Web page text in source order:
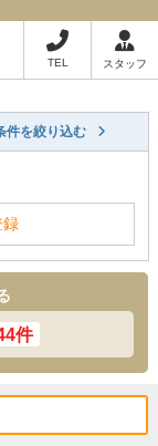
TEL スタッフ
件を絞り込む
録
件